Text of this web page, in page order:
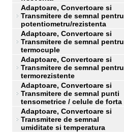
Adaptoare, Convertoare si
Transmitere de semnal pentru
potentiometru/rezistenta
Adaptoare, Convertoare si
Transmitere de semnal pentru
termocuple
Adaptoare, Convertoare si
Transmitere de semnal pentru
termorezistente
Adaptoare, Convertoare si
Transmitere de semnal punti
tensometrice / celule de forta
Adaptoare, Convertoare si
Transmitere de semnal
umiditate si temperatura